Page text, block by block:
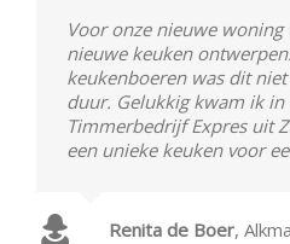
Voor onze nieuwe
nieuwe keuken
keukenboeren was dit
duur. Gelukkig kwam ik in
Timmerbedrijf Expres uit
een unieke keuken voor
Renita de Boer,